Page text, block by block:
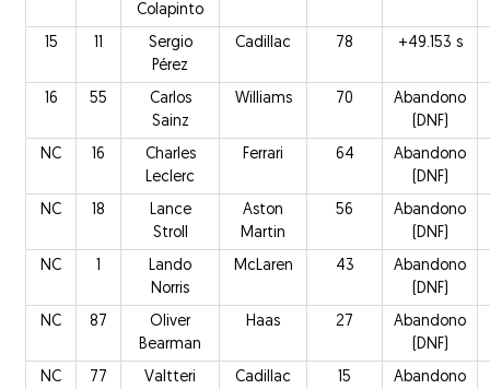
Colapinto
15 11
Sergio
Pérez
Cadillac 78 +49.153 s
16 55
Carlos
Sainz
Williams 70
Abandono
(DNF)
NC
16
Charles
Leclerc
Ferrari 64
Abandono
(DNF)
NC
18
Lance
Stroll
Aston
Martin
56
Abandono
(DNF)
NC
1
Lando
Norris
McLaren 43
Abandono
(DNF)
NC
87
Oliver
Bearman
Haas 27
Abandono
(DNF)
NC
77
Valtteri
Cadillac 15
Abandono